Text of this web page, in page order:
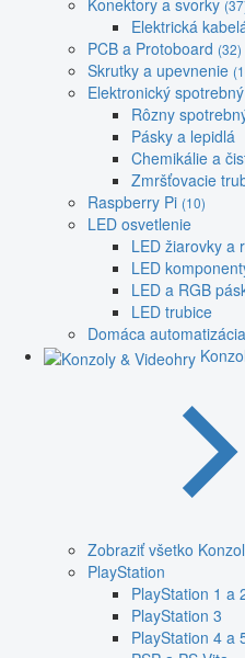
Konektory a svorky
Elektrická
PCB a Protoboard (32)
Skrutky a upevnenie
Elektronický
Rôzny
Pásky a lepidlá
Chemikálie a
Zmršťovacie
Raspberry Pi (10)
LED osvetlenie
LED žiarovky a
LED
LED a RGB
LED trubice
Domáca
Zobraziť všetko
PlayStation
PlayStation 1 a
PlayStation 3
PlayStation 4 a